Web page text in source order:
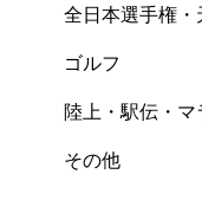
全日本選手権
ゴルフ
陸上・駅伝・マ
その他